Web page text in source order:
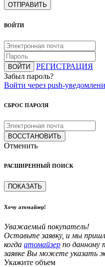
ОТПРАВИТЬ
ВОЙТИ
ВОЙТИ
РЕГИСТРАЦИЯ
Забыл пароль?
Войти через push-
СБРОС ПАРОЛЯ
ВОССТАНОВИТЬ
Отменить
РАСШИРЕННЫЙ ПОИСК
ПОКАЗАТЬ
Хочу атомайзер!
Уважаемый покупатель!
Оставьте заявку, и мы
когда атомайзер по данному
заявке Вы можете указать
Укажите объем